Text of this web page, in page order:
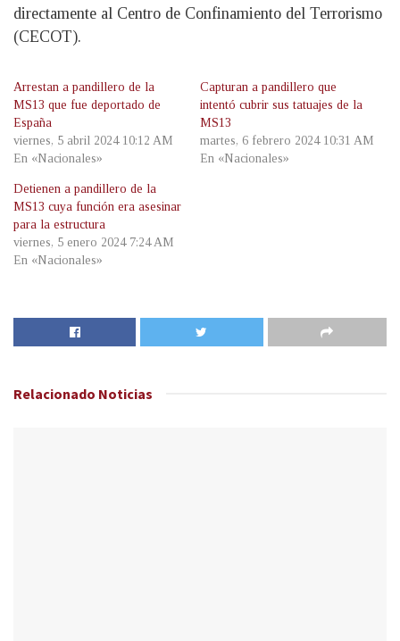
directamente al Centro de Confinamiento del Terrorismo
(CECOT).
Arrestan a pandillero de la
MS13 que fue deportado de
España
viernes, 5 abril 2024 10:12 AM
En «Nacionales»
Capturan a pandillero que
intentó cubrir sus tatuajes de la
MS13
martes, 6 febrero 2024 10:31 AM
En «Nacionales»
Detienen a pandillero de la
MS13 cuya función era asesinar
para la estructura
viernes, 5 enero 2024 7:24 AM
En «Nacionales»
Relacionado Noticias